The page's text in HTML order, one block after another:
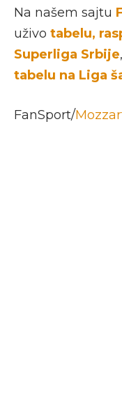
Na našem sajtu
uživo tabelu,
Superliga Srbije
tabelu na Liga
FanSport/